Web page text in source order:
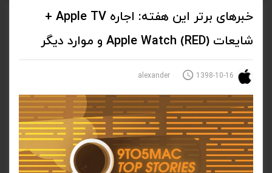
خبرهای برتر این هفته: اجاره Apple TV +
شایعات (RED) Apple Watch و موارد دیگر
1398-10-16